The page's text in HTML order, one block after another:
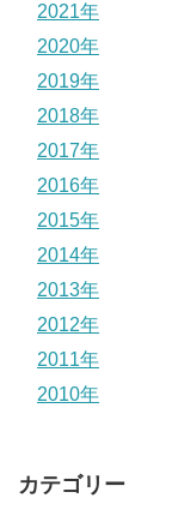
2021年
2020年
2019年
2018年
2017年
2016年
2015年
2014年
2013年
2012年
2011年
2010年
カテゴリー